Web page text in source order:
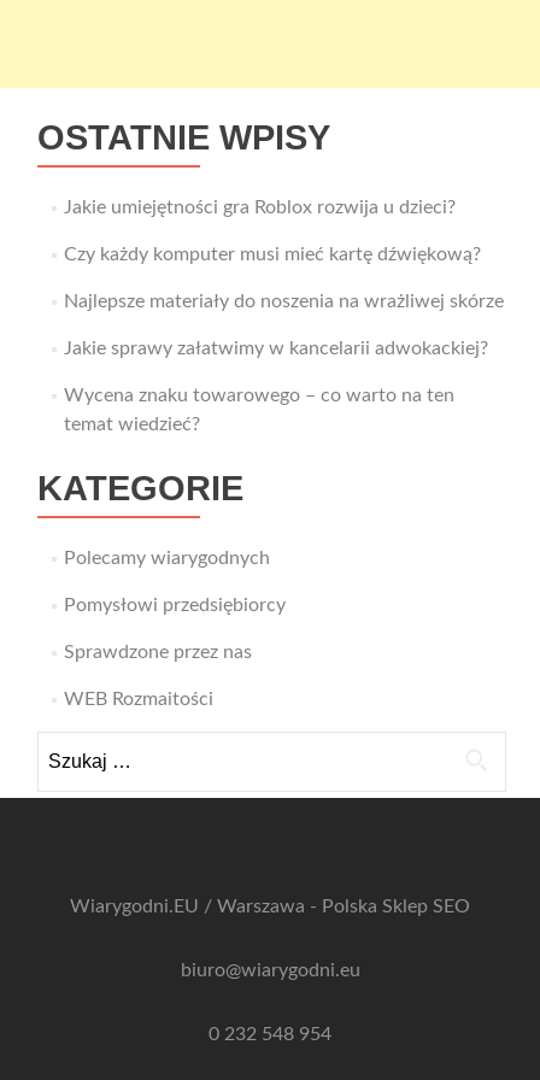
OSTATNIE WPISY
Jakie umiejętności gra Roblox rozwija u dzieci?
Czy każdy komputer musi mieć kartę dźwiękową?
Najlepsze materiały do noszenia na wrażliwej skórze
Jakie sprawy załatwimy w kancelarii adwokackiej?
Wycena znaku towarowego – co warto na ten
temat wiedzieć?
KATEGORIE
Polecamy wiarygodnych
Pomysłowi przedsiębiorcy
Sprawdzone przez nas
WEB Rozmaitości
Wiarygodni.EU / Warszawa - Polska Sklep SEO
biuro@wiarygodni.eu
0 232 548 954